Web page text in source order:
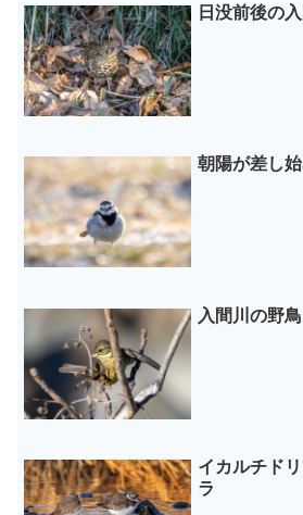
日没前後の入
朝陽が差し
入間川の野
イカルチド
ラ